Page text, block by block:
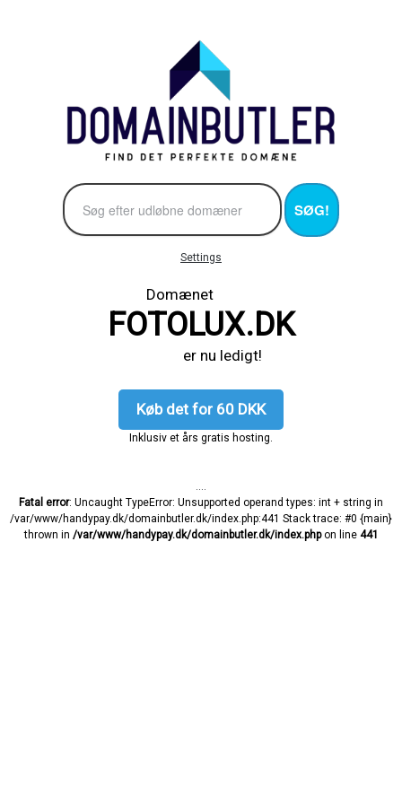
SØG!
Settings
Domænet
FOTOLUX.DK
er nu ledigt!
Køb det for 60 DKK
Inklusiv et års gratis hosting.
....
Fatal error: Uncaught TypeError: Unsupported operand types: int + string in
/var/www/handypay.dk/domainbutler.dk/index.php:441 Stack trace: #0 {main}
thrown in /var/www/handypay.dk/domainbutler.dk/index.phpon line 441